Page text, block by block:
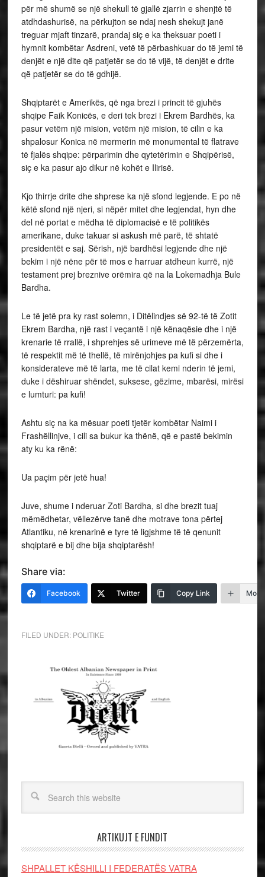
për më shumë se një shekull të gjallë zjarrin e shenjtë të
atdhdashurisë, na përkujton se ndaj nesh shekujt janë
treguar mjaft tinzarë, prandaj siç e ka theksuar poeti i
hymnit kombëtar Asdreni, vetë të përbashkuar do të jemi të
denjët e një dite që patjetër se do të vijë, të denjët e drite
që patjetër se do të gdhijë.
Shqiptarët e Amerikës, që nga brezi i princit të gjuhës
shqipe Faik Konicës, e deri tek brezi i Ekrem Bardhës, ka
pasur vetëm një mision, vetëm një mision, të cilin e ka
shpalosur Konica në mermerin më monumental të flatrave
të fjalës shqipe: përparimin dhe qytetërimin e Shqipërisë,
siç e ka pasur ajo dikur në kohët e Ilirisë.
Kjo thirrje drite dhe shprese ka një sfond legjende. E po në
këtë sfond një njeri, si nëpër mitet dhe legjendat, hyn dhe
del në portat e mëdha të diplomacisë e të politikës
amerikane, duke takuar si askush më parë, të shtatë
presidentët e saj. Sërish, një bardhësi legjende dhe një
bekim i një nëne për të mos e harruar atdheun kurrë, një
testament prej breznive orëmira që na la Lokemadhja Bule
Bardha.
Le të jetë pra ky rast solemn, i Ditëlindjes së 92-të të Zotit
Ekrem Bardha, një rast i veçantë i një kënaqësie dhe i një
krenarie të rrallë, i shprehjes së urimeve më të përzemërta,
të respektit më të thellë, të mirënjohjes pa kufi si dhe i
konsiderateve më të larta, me të cilat kemi nderin të jemi,
duke i dëshiruar shëndet, suksese, gëzime, mbarësi, mirësi
e lumturi: pa kufi!
Ashtu siç na ka mësuar poeti tjetër kombëtar Naimi i
Frashëllinjve, i cili sa bukur ka thënë, që e pastë bekimin
aty ku ka rënë:
Ua paçim për jetë hua!
Juve, shume i nderuar Zoti Bardha, si dhe brezit tuaj
mëmëdhetar, vëllezërve tanë dhe motrave tona përtej
Atlantiku, në krenarinë e tyre të ligjshme të të qenunit
shqiptarë e bij dhe bija shqiptarësh!
Share via:
Facebook Twitter Copy Link More
FILED UNDER: POLITIKE
ARTIKUJT E FUNDIT
SHPALLET KËSHILLI I FEDERATËS VATRA